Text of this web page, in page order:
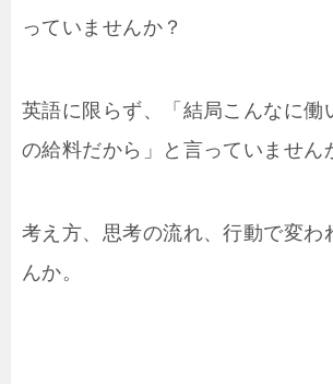
っていませんか？
英語に限らず、「結局こんなに働
の給料だから」と言っていません
考え方、思考の流れ、行動で変わ
んか。